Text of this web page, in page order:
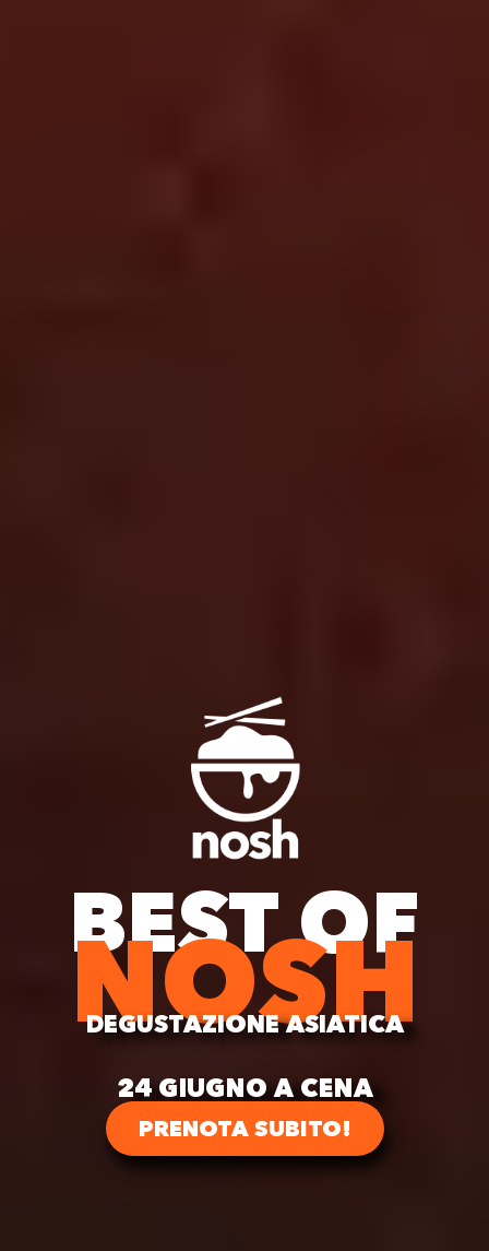
BEST OF
NOSH
DEGUSTAZIONE ASIATICA
24 GIUGNO A CENA
PRENOTA SUBITO!